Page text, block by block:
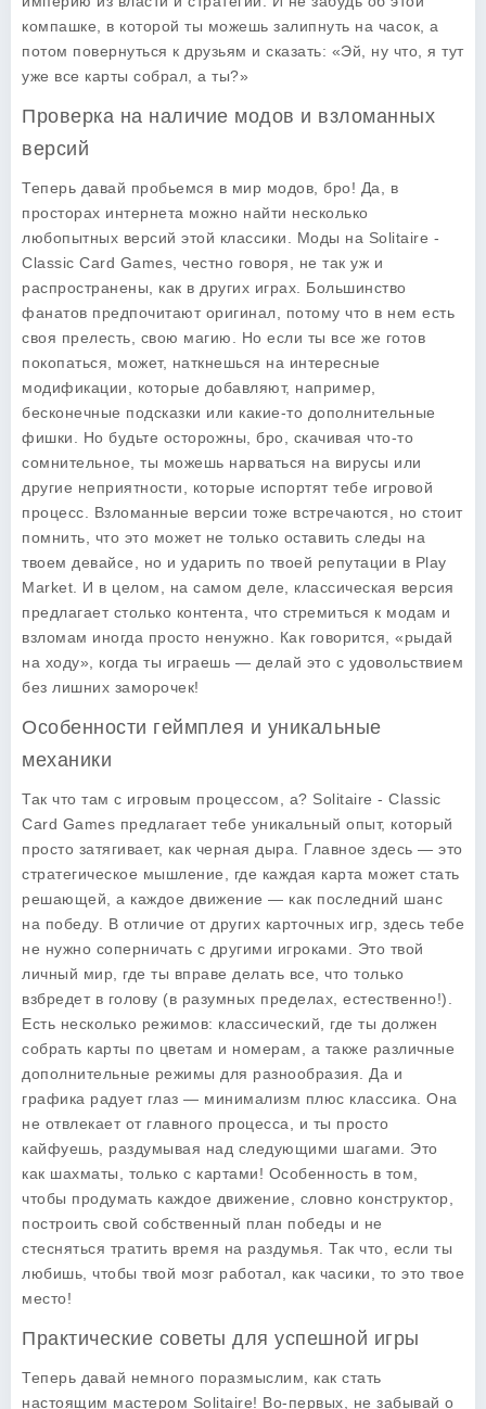
компашке, в которой ты можешь залипнуть на часок, а
потом повернуться к друзьям и сказать: «Эй, ну что, я тут
уже все карты собрал, а ты?»
Проверка на наличие модов и взломанных
версий
Теперь давай пробьемся в мир модов, бро! Да, в
просторах интернета можно найти несколько
любопытных версий этой классики. Моды на Solitaire -
Classic Card Games, честно говоря, не так уж и
распространены, как в других играх. Большинство
фанатов предпочитают оригинал, потому что в нем есть
своя прелесть, свою магию. Но если ты все же готов
покопаться, может, наткнешься на интересные
модификации, которые добавляют, например,
бесконечные подсказки или какие-то дополнительные
фишки. Но будьте осторожны, бро, скачивая что-то
сомнительное, ты можешь нарваться на вирусы или
другие неприятности, которые испортят тебе игровой
процесс. Взломанные версии тоже встречаются, но стоит
помнить, что это может не только оставить следы на
твоем девайсе, но и ударить по твоей репутации в Play
Market. И в целом, на самом деле, классическая версия
предлагает столько контента, что стремиться к модам и
взломам иногда просто ненужно. Как говорится, «рыдай
на ходу», когда ты играешь — делай это с удовольствием
без лишних заморочек!
Особенности геймплея и уникальные
механики
Так что там с игровым процессом, а? Solitaire - Classic
Card Games предлагает тебе уникальный опыт, который
просто затягивает, как черная дыра. Главное здесь — это
стратегическое мышление, где каждая карта может стать
решающей, а каждое движение — как последний шанс
на победу. В отличие от других карточных игр, здесь тебе
не нужно соперничать с другими игроками. Это твой
личный мир, где ты вправе делать все, что только
взбредет в голову (в разумных пределах, естественно!).
Есть несколько режимов: классический, где ты должен
собрать карты по цветам и номерам, а также различные
дополнительные режимы для разнообразия. Да и
графика радует глаз — минимализм плюс классика. Она
не отвлекает от главного процесса, и ты просто
кайфуешь, раздумывая над следующими шагами. Это
как шахматы, только с картами! Особенность в том,
чтобы продумать каждое движение, словно конструктор,
построить свой собственный план победы и не
стесняться тратить время на раздумья. Так что, если ты
любишь, чтобы твой мозг работал, как часики, то это твое
место!
Практические советы для успешной игры
Теперь давай немного поразмыслим, как стать
настоящим мастером Solitaire! Во-первых, не забывай о